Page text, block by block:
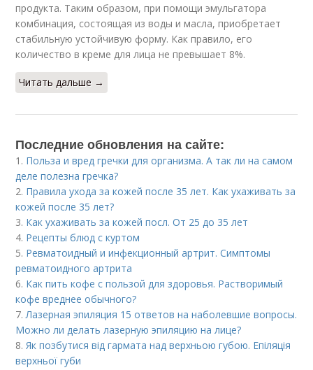
продукта. Таким образом, при помощи эмульгатора
комбинация, состоящая из воды и масла, приобретает
стабильную устойчивую форму. Как правило, его
количество в креме для лица не превышает 8%.
Читать дальше →
Последние обновления на сайте:
1. Польза и вред гречки для организма. А так ли на самом
деле полезна гречка?
2. Правила ухода за кожей после 35 лет. Как ухаживать за
кожей после 35 лет?
3. Как ухаживать за кожей посл. От 25 до 35 лет
4. Рецепты блюд с куртом
5. Ревматоидный и инфекционный артрит. Симптомы
ревматоидного артрита
6. Как пить кофе с пользой для здоровья. Растворимый
кофе вреднее обычного?
7.Лазерная эпиляция 15 ответов на наболевшие вопросы.
Можно ли делать лазерную эпиляцию на лице?
8.Як позбутися від гармата над верхньою губою. Епіляція
верхньої губи